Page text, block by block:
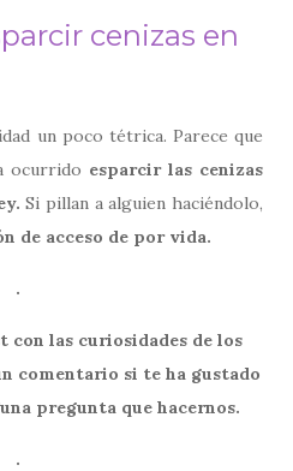
cenizas en
un poco tétrica. Parece que
ocurrido esparcir las cenizas
Si pillan a alguien haciéndolo,
de acceso de por vida.
.
con las curiosidades de los
comentario si te ha gustado
pregunta que hacernos.
.